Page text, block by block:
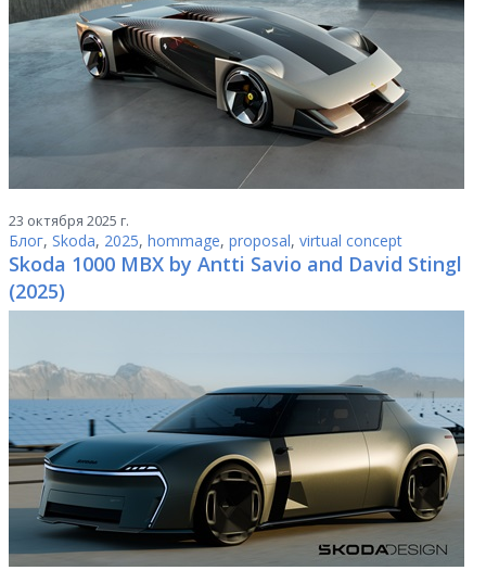
23 октября 2025 г.
Блог, Skoda, 2025, hommage, proposal, virtual concept
Skoda 1000 MBX by Antti Savio and David Stingl
(2025)